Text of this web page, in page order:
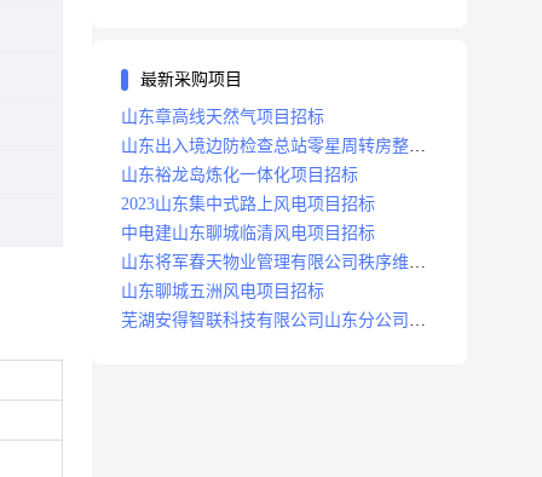
最新采购项目
山东章高线天然气项目招标
山东出入境边防检查总站零星周转房整修
项目招标中标
山东裕龙岛炼化一体化项目招标
2023山东集中式路上风电项目招标
中电建山东聊城临清风电项目招标
山东将军春天物业管理有限公司秩序维护
服务项目招标公告
山东聊城五洲风电项目招标
芜湖安得智联科技有限公司山东分公司济